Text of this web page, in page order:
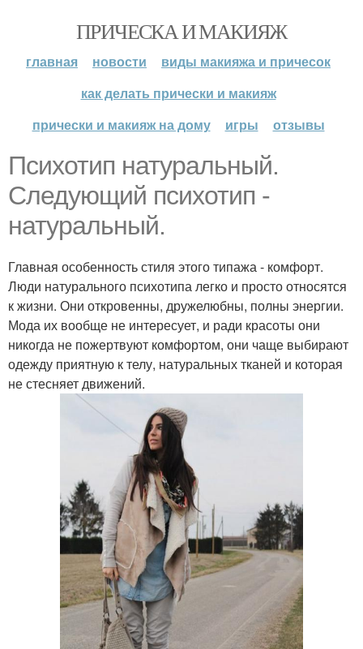
ПРИЧЕСКА И МАКИЯЖ
главная новости
виды макияжа и причесок
как делать прически и макияж
прически и макияж на дому
игры отзывы
Психотип натуральный.
Следующий психотип -
натуральный.
Главная особенность стиля этого типажа - комфорт.
Люди натурального психотипа легко и просто относятся
к жизни. Они откровенны, дружелюбны, полны энергии.
Мода их вообще не интересует, и ради красоты они
никогда не пожертвуют комфортом, они чаще выбирают
одежду приятную к телу, натуральных тканей и которая
не стесняет движений.